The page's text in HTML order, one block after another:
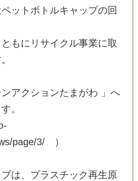
ペッ ト ボ ト ルキ ャ ップの回
と も に リ サイ ク ル事業に取
。
ンアク シ ョ ンた ま がわ 」 へ
す。
-
s/page/3/ ）
プは、 プラ スチッ ク再生原